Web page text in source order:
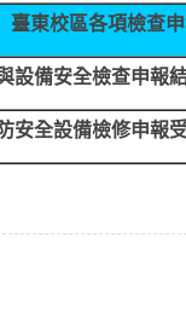
臺東校區各項檢查
設備安全檢查申報
安全設備檢修申報